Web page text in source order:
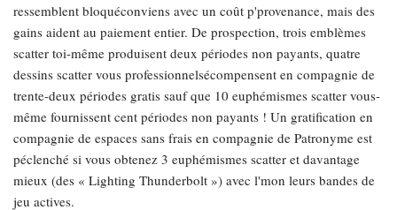
ressemblent bloquéconviens avec un coût p'provenance, mais des
gains aident au paiement entier. De prospection, trois emblèmes
scatter toi-même produisent deux périodes non payants, quatre
dessins scatter vous professionnelsécompensent en compagnie de
trente-deux périodes gratis sauf que 10 euphémismes scatter vous-
même fournissent cent périodes non payants ! Un gratification en
compagnie de espaces sans frais en compagnie de Patronyme est
péclenché si vous obtenez 3 euphémismes scatter et davantage
mieux (des « Lighting Thunderbolt ») avec l'mon leurs bandes de
jeu actives.